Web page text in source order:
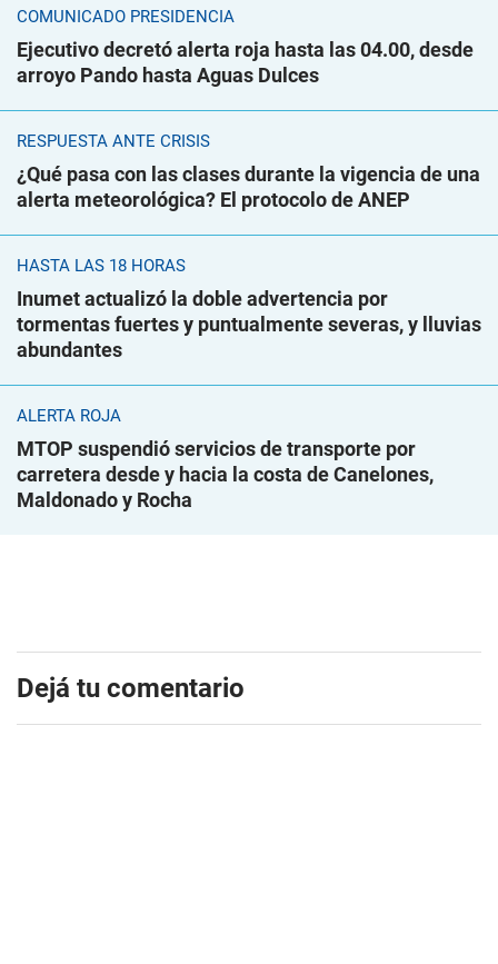
COMUNICADO PRESIDENCIA
Ejecutivo decretó alerta roja hasta las 04.00, desde
arroyo Pando hasta Aguas Dulces
RESPUESTA ANTE CRISIS
¿Qué pasa con las clases durante la vigencia de una
alerta meteorológica? El protocolo de ANEP
HASTA LAS 18 HORAS
Inumet actualizó la doble advertencia por
tormentas fuertes y puntualmente severas, y lluvias
abundantes
ALERTA ROJA
MTOP suspendió servicios de transporte por
carretera desde y hacia la costa de Canelones,
Maldonado y Rocha
Dejá tu comentario